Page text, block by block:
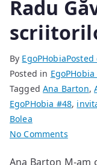
Radu
By EgoPHobiaPosted
Posted in
TaggedAna Barton,
EgoPHobia #48,
Bolea
No Commentson
Ana Barton M-am